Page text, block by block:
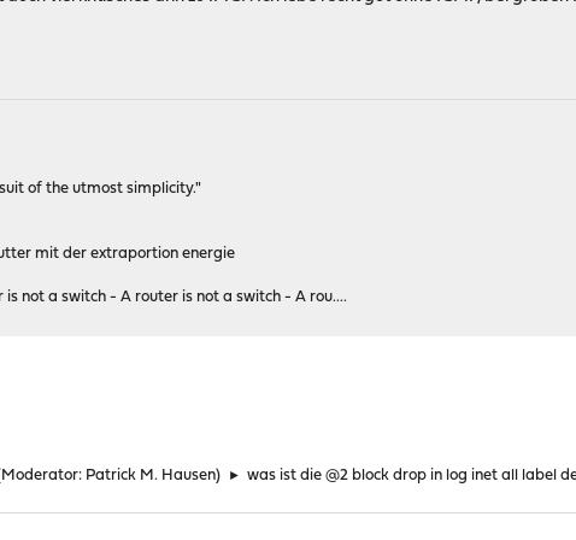
of the utmost simplicity."
mit der extraportion energie
not a switch - A router is not a switch - A rou....
Patrick M. Hausen) ► was ist die @2 block drop in log inet all label